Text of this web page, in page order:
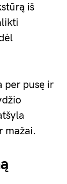
iš
per pusę ir
mažai.